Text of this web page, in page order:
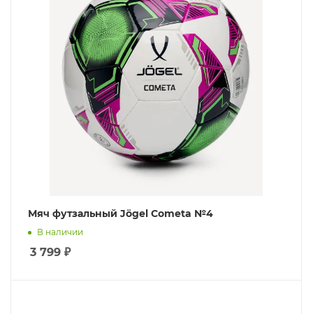
Мяч футзальный Jögel Cometa №4
В наличии
3 799 ₽